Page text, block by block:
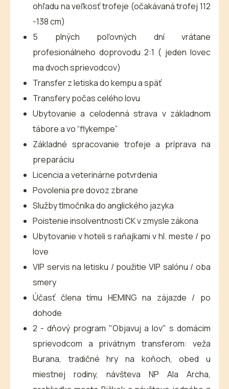
ohľadu na veľkosť trofeje (očakávaná trofej 112
-138 cm)
5 plných poľovných dní vrátane
profesionálneho doprovodu 2:1 ( jeden lovec
ma dvoch sprievodcov)
Transfer z letiska do kempu a späť
Transfery počas celého lovu
Ubytovanie a celodenná strava v základnom
tábore a vo “flykempe”
Základné spracovanie trofeje a príprava na
preparáciu
Licencia a veterinárne potvrdenia
Povolenia pre dovoz zbrane
Služby tlmočníka do anglického jazyka
Poistenie insolventnosti CK v zmysle zákona
Ubytovanie v hoteli s raňajkami v hl. meste / po
love
VIP servis na letisku / použitie VIP salónu / oba
smery
Účasť člena tímu HEMING na zájazde / po
dohode
2 - dňový program "Objavuj a lov" s domácim
sprievodcom a privátnym transferom: veža
Burana, tradičné hry na koňoch, obed u
miestnej rodiny, návšteva NP Ala Archa,